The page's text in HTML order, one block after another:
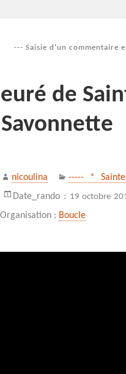
--- Saisie d'un commentaire
de
Auteur
nicoulina Catégories
----- *
Date_rando : 19 octobre
Organisation : Boucle